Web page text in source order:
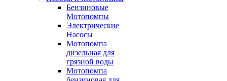
Бензиновые
Мотопомпы
Электрические
Насосы
Мотопомпа
дизельная для
грязной воды
Мотопомпа